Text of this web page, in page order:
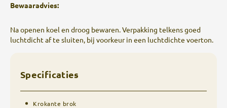
Bewaaradvies:
Na openen koel en droog bewaren. Verpakking telkens goed
luchtdicht af te sluiten, bij voorkeur in een luchtdichte voerton.
Specificaties
Krokante brok